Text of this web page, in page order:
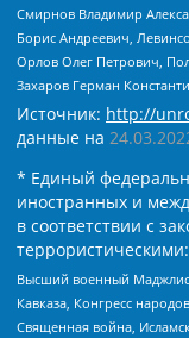
Смирнов Владимир
Борис Андреевич,
Орлов Олег Петрович,
Захаров Герман
Источник: http://
данные на
* Единый
иностранных и
в соответствии с
террористическими:
Высший военный
Кавказа, Конгресс
Священная война,